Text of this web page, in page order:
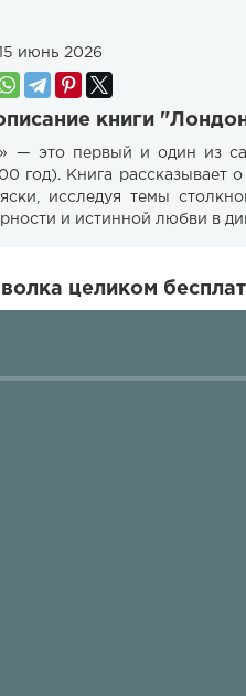
июнь 2026
книги
— это первый и один из
год). Книга рассказывает
исследуя темы
и истинной любви в
целиком